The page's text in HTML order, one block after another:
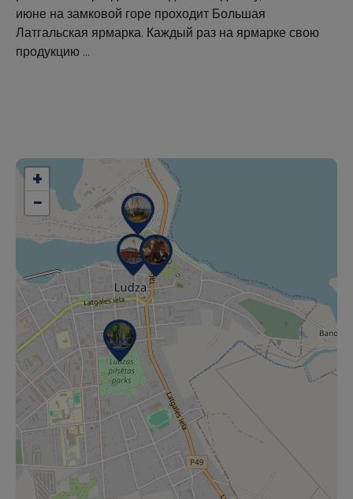
июне на замковой горе проходит Большая
Латгальская ярмарка. Каждый раз на ярмарке свою
продукцию …
+
−